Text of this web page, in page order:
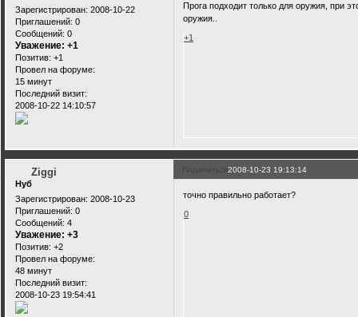
Зарегистрирован: 2008-10-22
Приглашений: 0
Сообщений: 0
Уважение: +1
Позитив: +1
Провел на форуме:
15 минут
Последний визит:
2008-10-22 14:10:57
Прога подходит только для оружия, при
оружия..
+1
Поделиться2008-10-23 19:13:14
Ziggi
Нуб
Зарегистрирован: 2008-10-23
Приглашений: 0
Сообщений: 4
Уважение: +3
Позитив: +2
Провел на форуме:
48 минут
Последний визит:
2008-10-23 19:54:41
точно правильно работает?
0